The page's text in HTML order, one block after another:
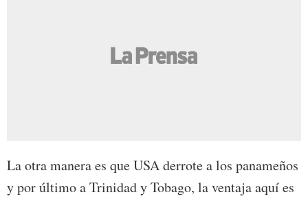
La otra manera es que USA derrote a los panameños
y por último a Trinidad y Tobago, la ventaja aquí es